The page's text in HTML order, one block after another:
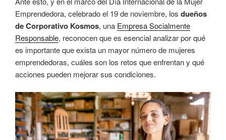
Emprendedora, celebrado el 19 de noviembre, los dueños
de Corporativo Kosmos, una Empresa Socialmente
Responsable, reconocen que es esencial analizar por qué
es importante que exista un mayor número de mujeres
emprendedoras, cuáles son los retos que enfrentan y qué
acciones pueden mejorar sus condiciones.